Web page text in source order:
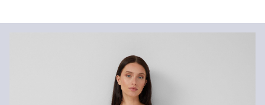
Deine Bestellung wird innerhalb von 3–5 Werktagen per Post AT